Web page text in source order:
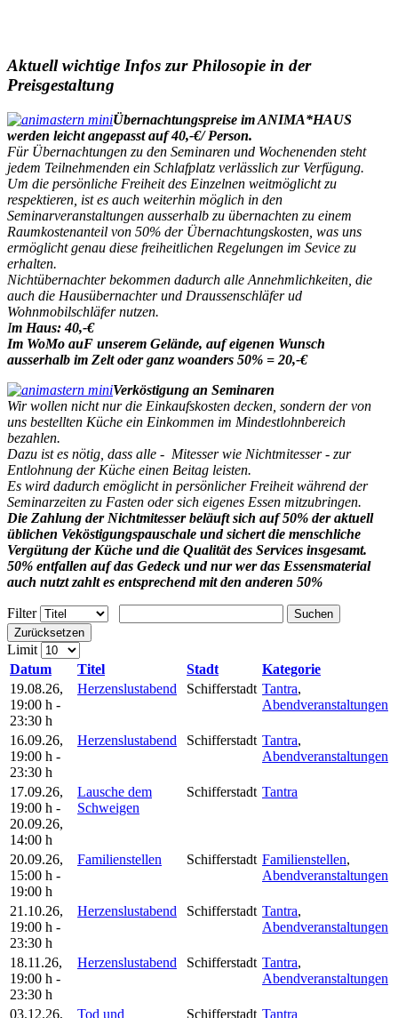
Aktuell wichtige Infos zur Philosopie in der
Preisgestaltung
Übernachtungspreise im ANIMA*HAUS
werden leicht angepasst auf 40,-€/ Person.
Für Übernachtungen zu den Seminaren und Wochenenden steht
jedem Teilnehmenden ein Schlafplatz verlässlich zur Verfügung.
Um die persönliche Freiheit des Einzelnen weitmöglicht zu
respektieren, ist es auch weiterhin möglich in den
Seminarveranstaltungen ausserhalb zu übernachten zu einem
Raumkostenanteil von 50% der Übernachtungskosten, was uns
ermöglicht genau diese freiheitlichen Regelungen im Sevice zu
erhalten.
Nichtübernachter bekommen dadurch alle Annehmlichkeiten, die
auch die Hausübernachter und Draussenschläfer ud
Wohnmobilschläfer nutzen.
Im Haus: 40,-€
Im WoMo auF unserem Gelände, auf eigenen Wunsch
ausserhalb im Zelt oder ganz woanders 50% = 20,-€
Verköstigung an Seminaren
Wir wollen nicht nur die Einkaufskosten decken, sondern der von
uns bestellten Küche ein Einkommen im Mindestlohnbereich
bezahlen.
Dazu ist es nötig, dass alle - Mitesser wie Nichtmitesser - zur
Entlohnung der Küche einen Beitag leisten.
Es wird dadurch emöglicht in persönlicher Freiheit während der
Seminarzeiten zu Fasten oder sich eigenes Essen mitzubringen.
Die Zahlung der Nichtmitesser beläuft sich auf 50% der aktuell
üblichen Veköstigungspauschale und sichert die menschliche
Vergütung der Küche und die Qualität des Services insgesamt.
50% entfallen auf das Gedeck und nur wer das Essensmaterial
auch nutzt zahlt es entsprechend mit den anderen 50%
Filter
Suchen
Zurücksetzen
Limit
Datum
Titel Stadt
Kategorie
19.08.26,
19:00 h -
23:30 h
Herzenslustabend Schifferstadt Tantra,
Abendveranstaltungen
16.09.26,
19:00 h -
23:30 h
Herzenslustabend Schifferstadt Tantra,
Abendveranstaltungen
17.09.26,
19:00 h -
20.09.26,
14:00 h
Lausche dem
Schweigen
Schifferstadt Tantra
20.09.26,
15:00 h -
19:00 h
Familienstellen Schifferstadt Familienstellen,
Abendveranstaltungen
21.10.26,
19:00 h -
23:30 h
Herzenslustabend Schifferstadt Tantra,
Abendveranstaltungen
18.11.26,
19:00 h -
23:30 h
Herzenslustabend Schifferstadt Tantra,
Abendveranstaltungen
03.12.26, Tod und Schifferstadt Tantra